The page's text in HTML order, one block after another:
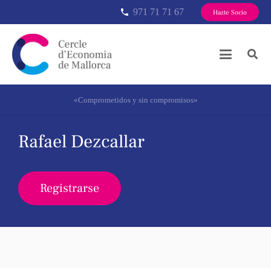
phone 971 71 71 67 Hazte Socio
«Comprometidos y sin compromisos»
Rafael Dezcallar
Registrarse